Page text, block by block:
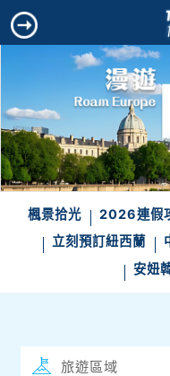
楓景拾光 2026連假
立刻預訂紐西蘭
安妞
旅遊區域